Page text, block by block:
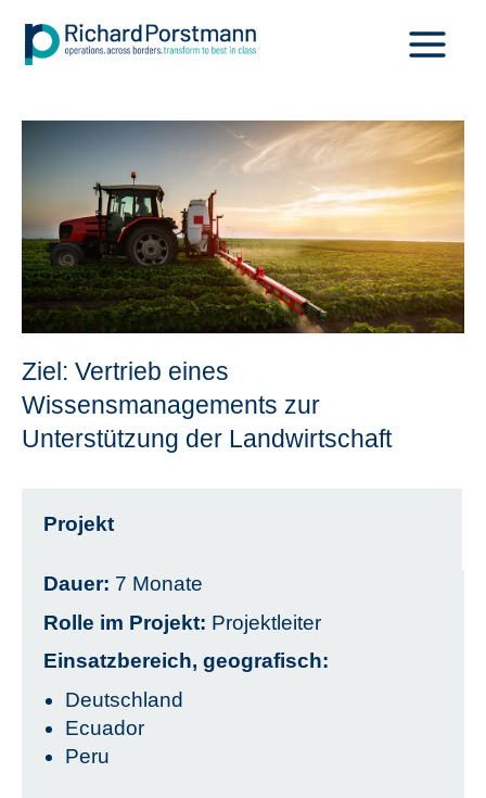
Inhalt
springen
Ziel: Vertrieb eines
Wissensmanagements zur
Unterstützung der Landwirtschaft
Projekt
Dauer: 7 Monate
Rolle im Projekt: Projektleiter
Einsatzbereich, geografisch:
Deutschland
Ecuador
Peru